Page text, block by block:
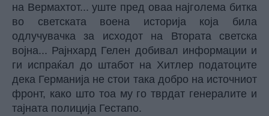
на Вермахтот... уште пред оваа најголема битка
во светската воена историја која била
одлучувачка за исходот на Втората светска
војна... Рајнхард Гелен добивал информации и
ги испраќал до штабот на Хитлер податоците
дека Германија не стои така добро на источниот
фронт, како што тоа му го тврдат генералите и
тајната полиција Гестапо.